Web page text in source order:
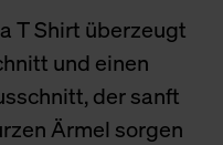
T Shirt überzeugt
und einen
der sanft
Ärmel sorgen